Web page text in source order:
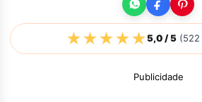
★★★★★5,0/ 5(522
Publicidade